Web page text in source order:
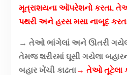
મૂત્રાશયના ઑપરેશનો કરતા.
પથરી અને હરસ મસા નાબૂદ
→ તેઓ ભાંગેલાં અને ઊતરી ગયેલાં
તેમજ શરીરમાં ઘૂસી ગયેલા
બહાર ખેંચી કાઢતા→ તેઓ તૂટેલા